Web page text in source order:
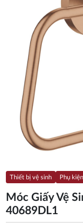
Thiết bị vệ sinh Phụ
Móc Giấy Vệ
40689DL1